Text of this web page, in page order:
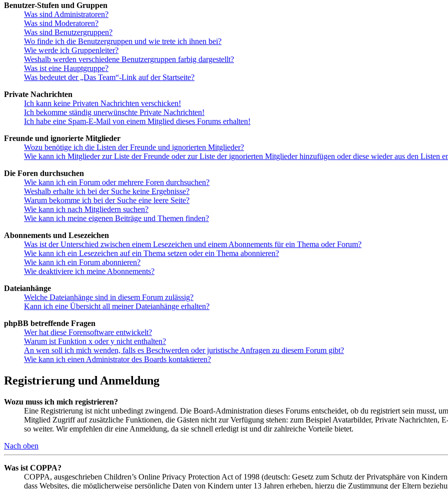
Benutzer-Stufen und Gruppen
Was sind Administratoren?
Was sind Moderatoren?
Was sind Benutzergruppen?
Wo finde ich die Benutzergruppen und wie trete ich ihnen bei?
Wie werde ich Gruppenleiter?
Weshalb werden verschiedene Benutzergruppen farbig dargestellt?
Was ist eine Hauptgruppe?
Was bedeutet der „Das Team“-Link auf der Startseite?
Private Nachrichten
Ich kann keine Privaten Nachrichten verschicken!
Ich bekomme ständig unerwünschte Private Nachrichten!
Ich habe eine Spam-E-Mail von einem Mitglied dieses Forums erhalten!
Freunde und ignorierte Mitglieder
Wozu benötige ich die Listen der Freunde und ignorierten Mitglieder?
Wie kann ich Mitglieder zur Liste der Freunde oder zur Liste der ignorierten Mitglieder hinzufügen oder diese wieder aus den Listen
Die Foren durchsuchen
Wie kann ich ein Forum oder mehrere Foren durchsuchen?
Weshalb erhalte ich bei der Suche keine Ergebnisse?
Warum bekomme ich bei der Suche eine leere Seite?
Wie kann ich nach Mitgliedern suchen?
Wie kann ich meine eigenen Beiträge und Themen finden?
Abonnements und Lesezeichen
Was ist der Unterschied zwischen einem Lesezeichen und einem Abonnements für ein Thema oder Forum?
Wie kann ich ein Lesezeichen auf ein Thema setzen oder ein Thema abonnieren?
Wie kann ich ein Forum abonnieren?
Wie deaktiviere ich meine Abonnements?
Dateianhänge
Welche Dateianhänge sind in diesem Forum zulässig?
Kann ich eine Übersicht all meiner Dateianhänge erhalten?
phpBB betreffende Fragen
Wer hat diese Forensoftware entwickelt?
Warum ist Funktion x oder y nicht enthalten?
An wen soll ich mich wenden, falls es Beschwerden oder juristische Anfragen zu diesem Forum gibt?
Wie kann ich einen Administrator des Boards kontaktieren?
Registrierung und Anmeldung
Wozu muss ich mich registrieren?
Eine Registrierung ist nicht unbedingt zwingend. Die Board-Administration dieses Forums entscheidet, ob du registriert sein musst,
Mitglied Zugriff auf zusätzliche Funktionen, die Gästen nicht zur Verfügung stehen: zum Beispiel Avatarbilder, Private Nachrichten,
so weiter. Wir empfehlen dir eine Anmeldung, da sie schnell erledigt ist und dir zahlreiche Vorteile bietet.
Nach oben
Was ist COPPA?
COPPA, ausgeschrieben Children’s Online Privacy Protection Act of 1998 (deutsch: Gesetz zum Schutz der Privatsphäre von
dass Websites, die möglicherweise persönliche Daten von Kindern unter 13 Jahren erheben, hierzu die Zustimmung der Eltern